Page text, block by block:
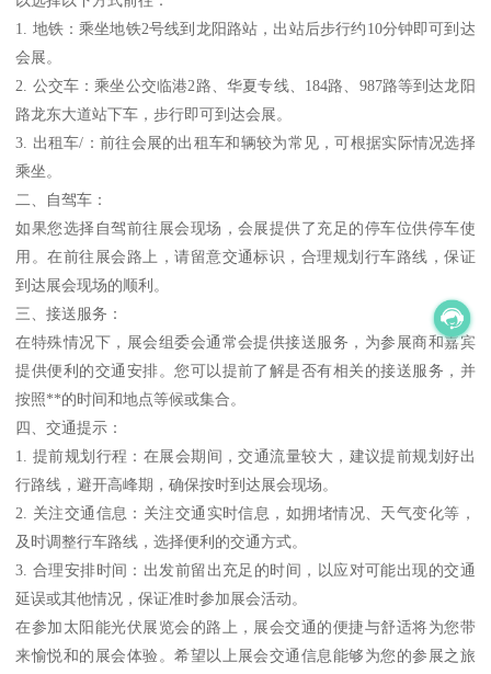
1. 地铁：乘坐地铁2号线到龙阳路站，出站后步行约10分钟即可到达
会展。
2. 公交车：乘坐公交临港2路、华夏专线、184路、987路等到达龙阳
路龙东大道站下车，步行即可到达会展。
3. 出租车/：前往会展的出租车和辆较为常见，可根据实际情况选择
乘坐。
二、自驾车：
如果您选择自驾前往展会现场，会展提供了充足的停车位供停车使
用。在前往展会路上，请留意交通标识，合理规划行车路线，保证
到达展会现场的顺利。
三、接送服务：
在特殊情况下，展会组委会通常会提供接送服务，为参展商和嘉宾
提供便利的交通安排。您可以提前了解是否有相关的接送服务，并
按照**的时间和地点等候或集合。
四、交通提示：
1. 提前规划行程：在展会期间，交通流量较大，建议提前规划好出
行路线，避开高峰期，确保按时到达展会现场。
2. 关注交通信息：关注交通实时信息，如拥堵情况、天气变化等，
及时调整行车路线，选择便利的交通方式。
3. 合理安排时间：出发前留出充足的时间，以应对可能出现的交通
延误或其他情况，保证准时参加展会活动。
在参加太阳能光伏展览会的路上，展会交通的便捷与舒适将为您带
来愉悦和的展会体验。希望以上展会交通信息能够为您的参展之旅